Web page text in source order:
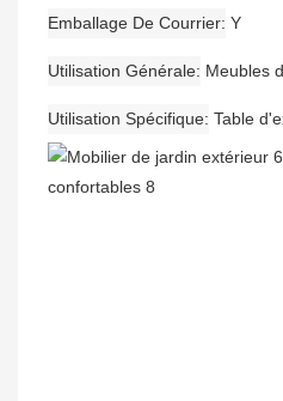
Emballage De Courrier Y
Utilisation Générale Meubles
Utilisation Spécifique Table